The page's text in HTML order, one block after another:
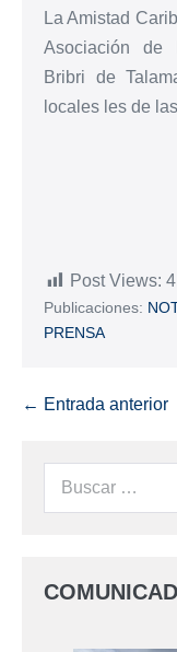
La Amistad
Asociación de
Bribri de
locales les de
Post Views:
Publicaciones:
PRENSA
← Entrada anterior